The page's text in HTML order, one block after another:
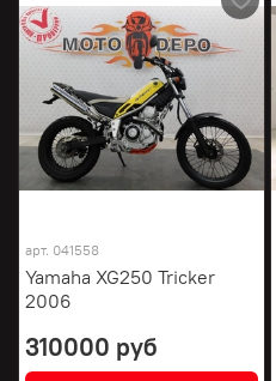
арт. 041558
Yamaha XG250 Tricker
2006
310000 руб